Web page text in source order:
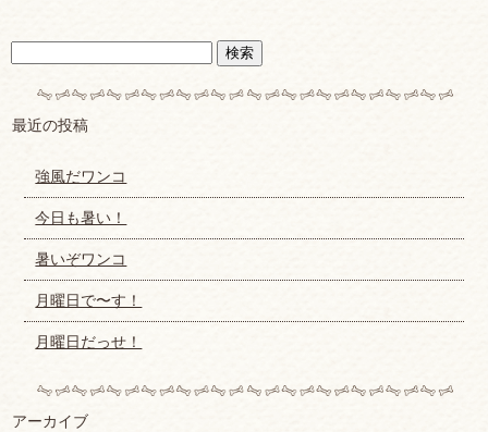
最近の投稿
強風だワンコ
今日も暑い！
暑いぞワンコ
月曜日で〜す！
月曜日だっせ！
アーカイブ